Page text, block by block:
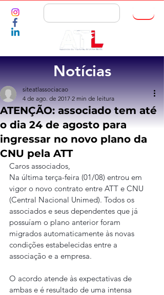
Notícias
ATENÇÃO: associado tem até
o dia 24 de agosto para
ingressar no novo plano da
CNU pela ATT
siteatlassociacao
4 de ago. de 2017 2 min de leitura
Caros associados,
Na última terça-feira (01/08) entrou em
vigor o novo contrato entre ATT e CNU
(Central Nacional Unimed). Todos os
associados e seus dependentes que já
possuíam o plano anterior foram
migrados automaticamente às novas
condições estabelecidas entre a
associação e a empresa.
O acordo atende às expectativas de
ambas e é resultado de uma intensa